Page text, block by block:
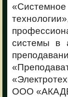
системы в
ООО